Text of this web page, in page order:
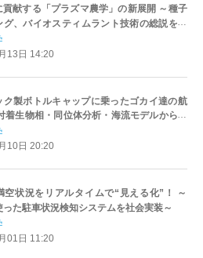
貢献する「プラズマ農学」の新展開 ～種子
グ、バイオスティムラント技術の総説を発
13日 14:20
ク製ボトルキャップに乗ったゴカイ達の航
着生物相・同位体分析・海流モデルから海
系の漂流の道のりを推定～
10日 20:20
空状況をリアルタイムで“見える化”！ ～
った駐車状況検知システムを社会実装～
01日 11:20